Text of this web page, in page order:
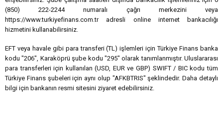
(850) 222-2244 numaralı çağrı merkezini veya
https://www.turkiyefinans.com.tr adresli online internet bankacılığı
hizmetini kullanabilirsiniz.
EFT veya havale gibi para transferi (TL) işlemleri için Türkiye Finans banka
kodu "206", Karaköprü şube kodu "295" olarak tanımlanmıştır. Uluslararası
para transferleri için kullanılan (USD, EUR ve GBP) SWIFT / BIC kodu tüm
Türkiye Finans şubeleri için aynı olup "AFKBTRIS" şeklindedir. Daha detaylı
bilgi için bankanın resmi sitesini ziyaret edebilirsiniz.